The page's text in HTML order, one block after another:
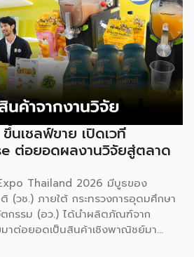
นเชลฟ์ขาย เปิดเวที
ต่อยอดผลงานวิจัยสู่ตลาด
Thailand 2026 มีบูธของ
(วช.) ภายใต้ กระทรวงการอุดมศึกษา
กรรม (อว.) ได้นำผลิตภัณฑ์จาก
มาต่อยอดเป็นสินค้าเชิงพาณิชย์มา